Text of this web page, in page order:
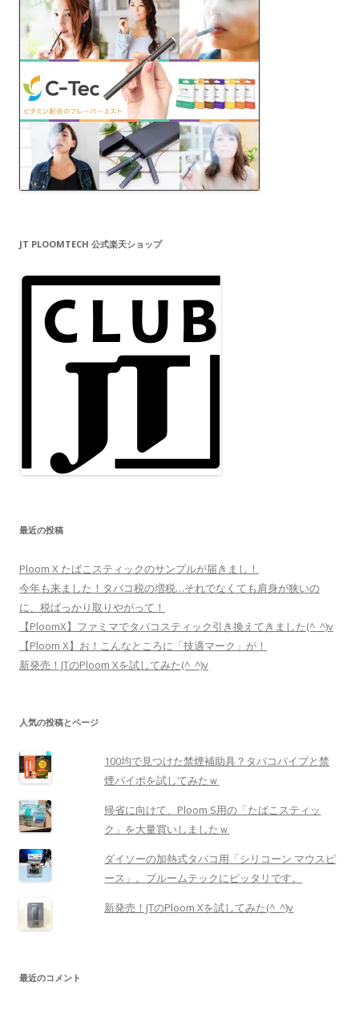
JT PLOOMTECH 公式楽天ショップ
最近の投稿
Ploom X たばこスティックのサンプルが届きまし！
今年も来ました！タバコ税の増税…それでなくても肩身が狭いの
に、税ばっかり取りやがって！
【PloomX】ファミマでタバコスティック引き換えてきました(^_^)v
【Ploom X】お！こんなところに「技適マーク」が！
新発売！JTのPloom Xを試してみた(^_^)v
人気の投稿とページ
100均で見つけた禁煙補助具？タバコパイプと禁
煙パイポを試してみたｗ
帰省に向けて、Ploom S用の「たばこスティッ
ク」を大量買いしましたｗ
ダイソーの加熱式タバコ用「シリコーン マウスピ
ース」。プルームテックにピッタリです。
新発売！JTのPloom Xを試してみた(^_^)v
最近のコメント